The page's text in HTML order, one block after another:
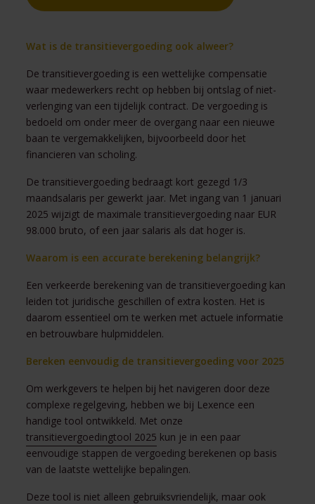
Wat is de transitievergoeding ook alweer?
De transitievergoeding is een wettelijke compensatie
waar medewerkers recht op hebben bij ontslag of niet-
verlenging van een tijdelijk contract. De vergoeding is
bedoeld om onder meer de overgang naar een nieuwe
baan te vergemakkelijken, bijvoorbeeld door het
financieren van scholing.
De transitievergoeding bedraagt kort gezegd 1/3
maandsalaris per gewerkt jaar. Met ingang van 1 januari
2025 wijzigt de maximale transitievergoeding naar EUR
98.000 bruto, of een jaar salaris als dat hoger is.
Waarom is een accurate berekening belangrijk?
Een verkeerde berekening van de transitievergoeding kan
leiden tot juridische geschillen of extra kosten. Het is
daarom essentieel om te werken met actuele informatie
en betrouwbare hulpmiddelen.
Bereken eenvoudig de transitievergoeding voor 2025
Om werkgevers te helpen bij het navigeren door deze
complexe regelgeving, hebben we bij Lexence een
handige tool ontwikkeld. Met onze
transitievergoedingtool 2025 kun je in een paar
eenvoudige stappen de vergoeding berekenen op basis
van de laatste wettelijke bepalingen.
Deze tool is niet alleen gebruiksvriendelijk, maar ook